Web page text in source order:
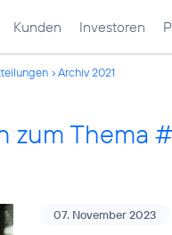
Kunden Investoren
Archiv 2021
zum Thema
07. November 2023